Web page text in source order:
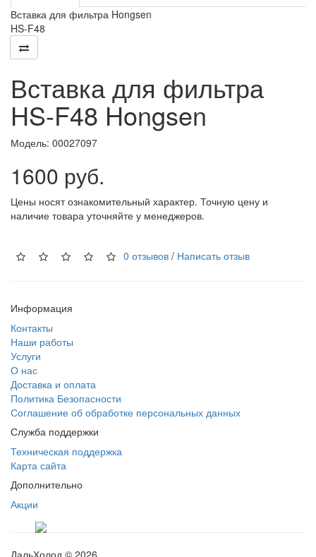
Вставка для фильтра Hongsen
HS-F48
Вставка для фильтра
HS-F48 Hongsen
Модель: 00027097
1600 руб.
Цены носят ознакомительный характер. Точную цену и
наличие товара уточняйте у менеджеров.
0 отзывов / Написать отзыв
Информация
Контакты
Наши работы
Услуги
О нас
Доставка и оплата
Политика Безопасности
Соглашение об обработке персональных данных
Служба поддержки
Техническая поддержка
Карта сайта
Дополнительно
Акции
ДальХолод © 2026